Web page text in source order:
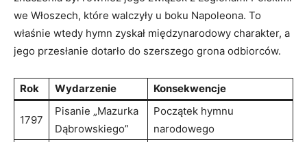
we Włoszech, które walczyły⁢ u boku Napoleona. To
właśnie‍ wtedy​ hymn zyskał międzynarodowy charakter, a
jego przesłanie dotarło do szerszego⁣ grona odbiorców.
Rok Wydarzenie Konsekwencje
1797
Pisanie⁣ „Mazurka
Dąbrowskiego”
Początek⁣ hymnu
narodowego